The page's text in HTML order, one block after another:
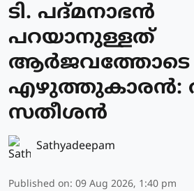
ടി. പദ്മനാഭൻ
പറയാനുള്ളത്
ആർജവത്തോടെ
എഴുത്തുകാരൻ:
സതീശൻ
Sathyadeepam
Published on: 09 Aug 2026, 1:40 pm